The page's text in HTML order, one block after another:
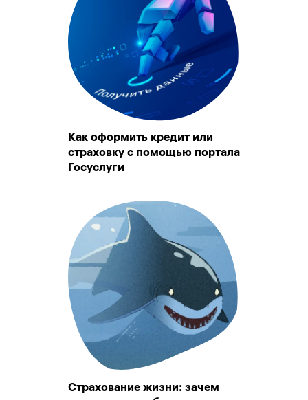
Как оформить кредит или
страховку с помощью портала
Госуслуги
Страхование жизни: зачем